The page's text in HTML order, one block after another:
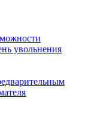
увольнения